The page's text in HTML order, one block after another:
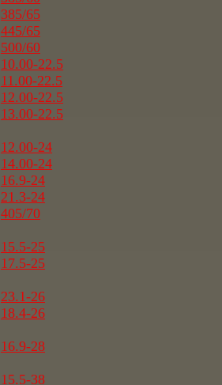
385/65
445/65
500/60
10.00-22.5
11.00-22.5
12.00-22.5
13.00-22.5
12.00-24
14.00-24
16.9-24
21.3-24
405/70
15.5-25
17.5-25
23.1-26
18.4-26
16.9-28
15.5-38